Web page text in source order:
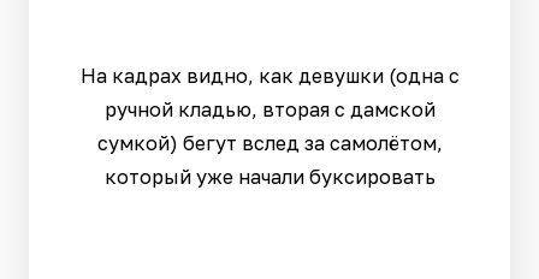
На кадрах видно, как девушки (одна с
ручной кладью, вторая с дамской
сумкой) бегут вслед за самолётом,
который уже начали буксировать